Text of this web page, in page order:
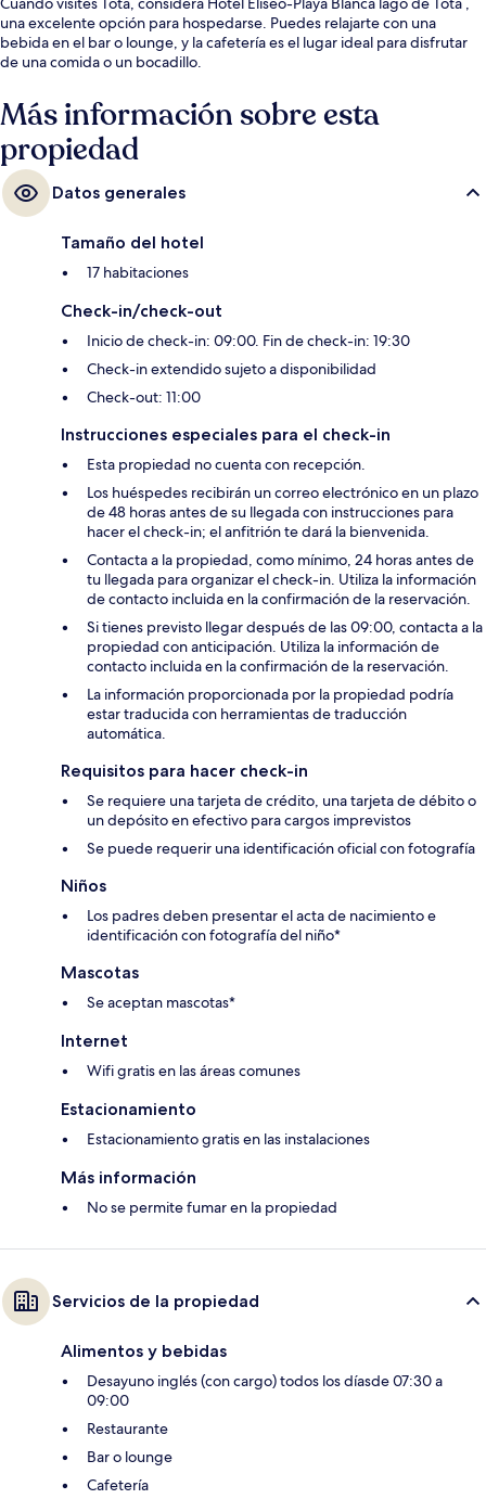
una excelente opción para hospedarse. Puedes relajarte con una
bebida en el bar o lounge, y la cafetería es el lugar ideal para disfrutar
de una comida o un bocadillo.
Más información sobre esta
propiedad
Datos generales
Tamaño del hotel
17 habitaciones
Check-in/check-out
Inicio de check-in: 09:00. Fin de check-in: 19:30
Check-in extendido sujeto a disponibilidad
Check-out: 11:00
Instrucciones especiales para el check-in
Esta propiedad no cuenta con recepción.
Los huéspedes recibirán un correo electrónico en un plazo
de 48 horas antes de su llegada con instrucciones para
hacer el check-in; el anfitrión te dará la bienvenida.
Contacta a la propiedad, como mínimo, 24 horas antes de
tu llegada para organizar el check-in. Utiliza la información
de contacto incluida en la confirmación de la reservación.
Si tienes previsto llegar después de las 09:00, contacta a la
propiedad con anticipación. Utiliza la información de
contacto incluida en la confirmación de la reservación.
La información proporcionada por la propiedad podría
estar traducida con herramientas de traducción
automática.
Requisitos para hacer check-in
Se requiere una tarjeta de crédito, una tarjeta de débito o
un depósito en efectivo para cargos imprevistos
Se puede requerir una identificación oficial con fotografía
Niños
Los padres deben presentar el acta de nacimiento e
identificación con fotografía del niño*
Mascotas
Se aceptan mascotas*
Internet
Wifi gratis en las áreas comunes
Estacionamiento
Estacionamiento gratis en las instalaciones
Más información
No se permite fumar en la propiedad
Servicios de la propiedad
Alimentos y bebidas
Desayuno inglés (con cargo) todos los díasde 07:30 a
09:00
Restaurante
Bar o lounge
Cafetería